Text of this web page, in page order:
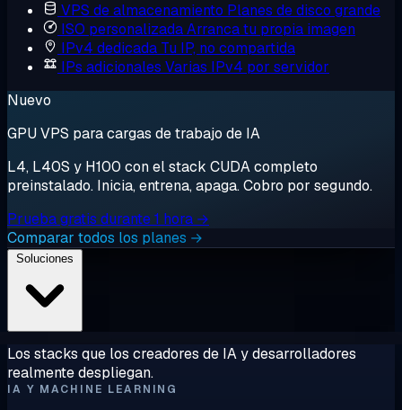
VPS de almacenamiento Planes de disco grande
ISO personalizadaArranca tu propia imagen
IPv4 dedicada Tu IP, no compartida
IPs adicionales Varias IPv4 por servidor
Nuevo
GPU VPS para cargas de trabajo de IA
L4, L40S y H100 con el stack CUDA completo
preinstalado. Inicia, entrena, apaga. Cobro por segundo.
Prueba gratis durante 1 hora →
Comparar todos los planes →
Los stacks que los creadores de IA y desarrolladores
realmente despliegan.
IA Y MACHINE LEARNING